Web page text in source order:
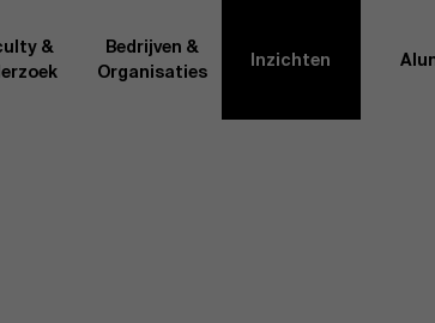
&
de AMS faculty
groep academici uit
lesgevers met
Bedrijven &
Organisaties
Inzichten